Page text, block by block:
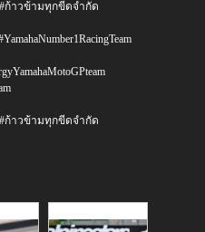
#ก้าวข้ามทุกขีดจำกัด
#ก้าวข้ามทุกขีดจำกัด